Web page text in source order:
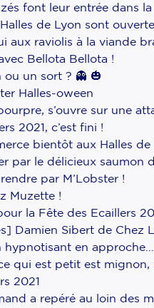
font leur entrée dans
de Lyon sont
aux raviolis à la viande
Bellota Bellota !
un sort ? 👻 🎃
Halles-oween
s’ouvre sur une
2021, c’est fini !
bientôt aux Halles de
par le délicieux saumon
par M’Lobster !
Muzette !
la Fête des Ecaillers
Damien Sibert de Chez
en approche…
qui est petit est mignon,
2021
a repéré au loin des